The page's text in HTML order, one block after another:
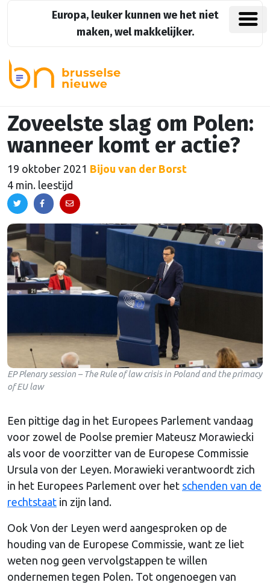
Europa, leuker kunnen we het niet
maken, wel makkelijker.
Zoveelste slag om Polen:
wanneer komt er actie?
19 oktober 2021 Bijou van der Borst
4 min. leestijd
EP Plenary session – The Rule of law crisis in Poland and the primacy
of EU law
Een pittige dag in het Europees Parlement vandaag
voor zowel de Poolse premier Mateusz Morawiecki
als voor de voorzitter van de Europese Commissie
Ursula von der Leyen. Morawieki verantwoordt zich
in het Europees Parlement over het schenden van de
rechtstaat in zijn land.
Ook Von der Leyen werd aangesproken op de
houding van de Europese Commissie, want ze liet
weten nog geen vervolgstappen te willen
ondernemen tegen Polen. Tot ongenoegen van